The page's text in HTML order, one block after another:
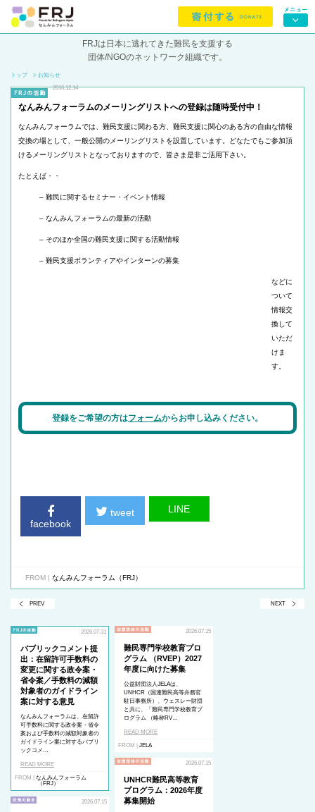
FRJは日本に逃れてきた難民を支援する
団体/NGOのネットワーク組織です。
トップ > お知らせ
2016.12.14
なんみんフォーラムのメーリングリストへの登録は随時受付中！
なんみんフォーラムでは、難民支援に関わる方、難民支援に関心のある方の自由な情報
交換の場として、一般公開のメーリングリストを設置しています。どなたでもご参加頂
けるメーリングリスト となっておりますので、 皆さま是非ご活用下さい。
たとえば・・
– 難民に関するセミナー・イベント情報
– なんみんフォーラムの最新の活動
– そのほか全国の難民支援に関する活動情報
– 難民支援ボランティアやインターンの募集
などに
ついて
情報交
換して
いただ
けま
す。
登録をご希望の方はフォームからお申し込みください。
facebook
tweet LINE
FROM | なんみんフォーラム（FRJ）
PREV NEXT
2026.07.31
パブリックコメント提
出：在留許可手数料の
変更に関する政令案・
省令案／手数料の減額
対象者のガイドライン
案に対する意見
なんみんフォーラムは、在留許
可手数料に関する政令案・省令
案および手数料の減額対象者の
ガイドライン案に対するパブリ
ックコメ…
READ MORE
FROM | なんみんフォーラム
（FRJ）
2026.07.15
難民専門学校教育プロ
グラム （RVEP）2027
年度に向けた募集
公益財団法人JELAは、
UNHCR（国連難民高等弁務官
駐日事務所）、ウェスレー財団
と共に、「難民専門学校教育プ
ログラム （略称RV…
READ MORE
FROM | JELA
2026.07.15
UNHCR難民高等教育
プログラム：2026年度
募集開始
2026.07.15